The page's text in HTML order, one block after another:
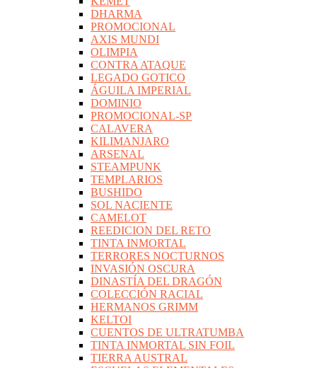
DHARMA
PROMOCIONAL
AXIS MUNDI
OLIMPIA
CONTRA ATAQUE
LEGADO GOTICO
ÁGUILA IMPERIAL
DOMINIO
PROMOCIONAL-SP
CALAVERA
KILIMANJARO
ARSENAL
STEAMPUNK
TEMPLARIOS
BUSHIDO
SOL NACIENTE
CAMELOT
REEDICION DEL RETO
TINTA INMORTAL
TERRORES NOCTURNOS
INVASIÓN OSCURA
DINASTÍA DEL DRAGÓN
COLECCIÓN RACIAL
HERMANOS GRIMM
KELTOI
CUENTOS DE ULTRATUMBA
TINTA INMORTAL SIN FOIL
TIERRA AUSTRAL